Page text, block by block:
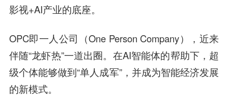
影视+AI产业的底座。
OPC即一人公司（One Person Company），近来
伴随“龙虾热”一道出圈。在AI智能体的帮助下，超
级个体能够做到“单人成军”，并成为智能经济发展
的新模式。